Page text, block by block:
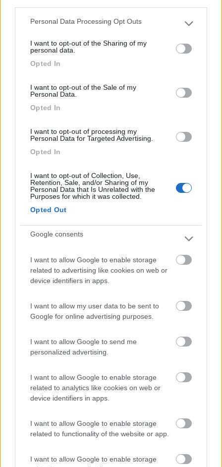
Please note that this website/app uses one or more Google
not limited to your visit or usage behaviour. You may click to
grant or deny consent to Google and its third-party tags to
use your data for below specified purposes in below Google
Personal Data Processing Opt Outs
I want to opt-out of the Sharing of my
personal data.
Opted In
I want to opt-out of the Sale of my
Personal Data.
Opted In
I want to opt-out of processing my
Personal Data for Targeted Advertising.
Opted In
I want to opt-out of Collection, Use,
Retention, Sale, and/or Sharing of my
Personal Data that Is Unrelated with the
Purposes for which it was collected.
Opted Out
Google consents
I want to allow Google to enable storage
related to advertising like cookies on web or
device identifiers in apps.
I want to allow my user data to be sent to
Google for online advertising purposes.
I want to allow Google to send me
personalized advertising.
I want to allow Google to enable storage
related to analytics like cookies on web or
device identifiers in apps.
I want to allow Google to enable storage
related to functionality of the website or app.
I want to allow Google to enable storage
Area di sosta (PS)
Villa Musumeci Pizzeria Wine
Immersa nella natura, struttura con posti camper,
Castiglione di Sicilia (CT) - 9.9km
Area di sosta (AA)
7 1